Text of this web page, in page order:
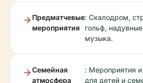
Предматчевые
мероприятия
: Скалодром,
гольф,
музыка.
Семейная
атмосфера
: Мероприятия и
для детей и